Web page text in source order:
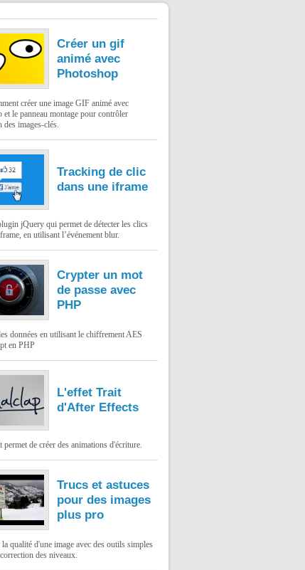
Créer un gif
animé avec
Photoshop
créer une image GIF animé avec
et le panneau montage pour contrôler
des images-clés.
Tracking de clic
dans une iframe
jQuery qui permet de détecter les clics
en utilisant l’événement blur.
Crypter un mot
de passe avec
PHP
données en utilisant le chiffrement AES
en PHP
L'effet Trait
d'After Effects
permet de créer des animations d'écriture.
Trucs et astuces
pour des images
plus pro
qualité d'une image avec des outils simples
des niveaux.